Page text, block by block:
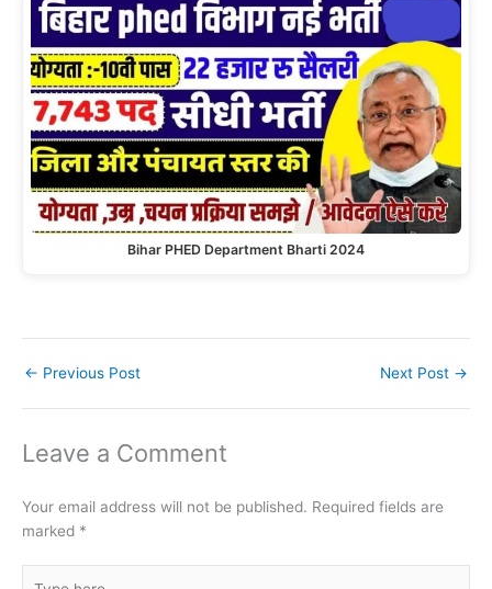
Bihar PHED Department Bharti 2024
← Previous Post Next Post →
Leave a Comment
Your email address will not be published. Required fields are
marked *